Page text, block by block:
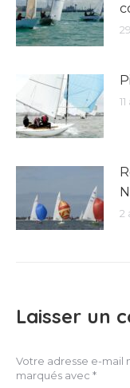
2
Laisser un
Votre adresse e-mail
marqués avec *